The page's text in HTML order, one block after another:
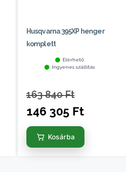
Husqvarna 395XP henger
komplett
Elérhető
Ingyenes szállítás
163 840Ft
146 305 Ft
Kosárba